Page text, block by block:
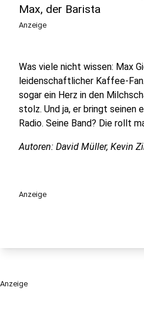
Max, der Barista
Anzeige
Was viele nicht wissen: Max
leidenschaftlicher Kaffee-
sogar ein Herz in den
stolz. Und ja, er bringt seinen
Radio. Seine Band? Die rollt
Autoren: David Müller, Kevin
Anzeige
Anzeige